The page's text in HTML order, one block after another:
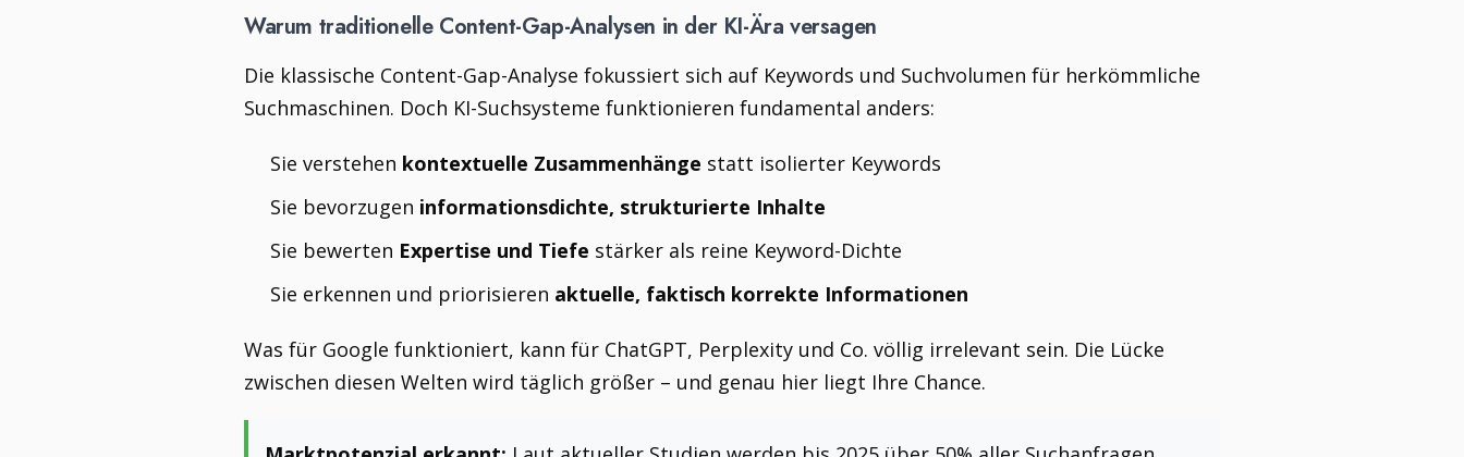
Warum traditionelle Content-Gap-Analysen in der KI-Ära versagen
Die klassische Content-Gap-Analyse fokussiert sich auf Keywords und Suchvolumen für herkömmliche
Suchmaschinen. Doch KI-Suchsysteme funktionieren fundamental anders:
Sie verstehen kontextuelle Zusammenhänge statt isolierter Keywords
Sie bevorzugen informationsdichte, strukturierte Inhalte
Sie bewerten Expertise und Tiefe stärker als reine Keyword-Dichte
Sie erkennen und priorisieren aktuelle, faktisch korrekte Informationen
Was für Google funktioniert, kann für ChatGPT, Perplexity und Co. völlig irrelevant sein. Die Lücke
zwischen diesen Welten wird täglich größer – und genau hier liegt Ihre Chance.